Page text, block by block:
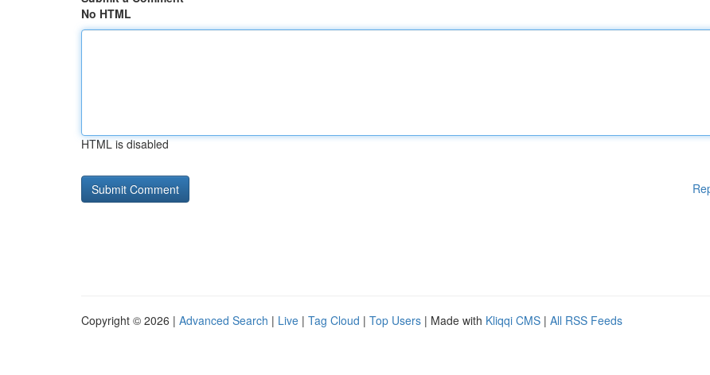
No HTML
HTML is disabled
Copyright © 2026 | Advanced Search | Live | Tag Cloud | Top Users | Made with Kliqqi CMS | All RSS Feeds